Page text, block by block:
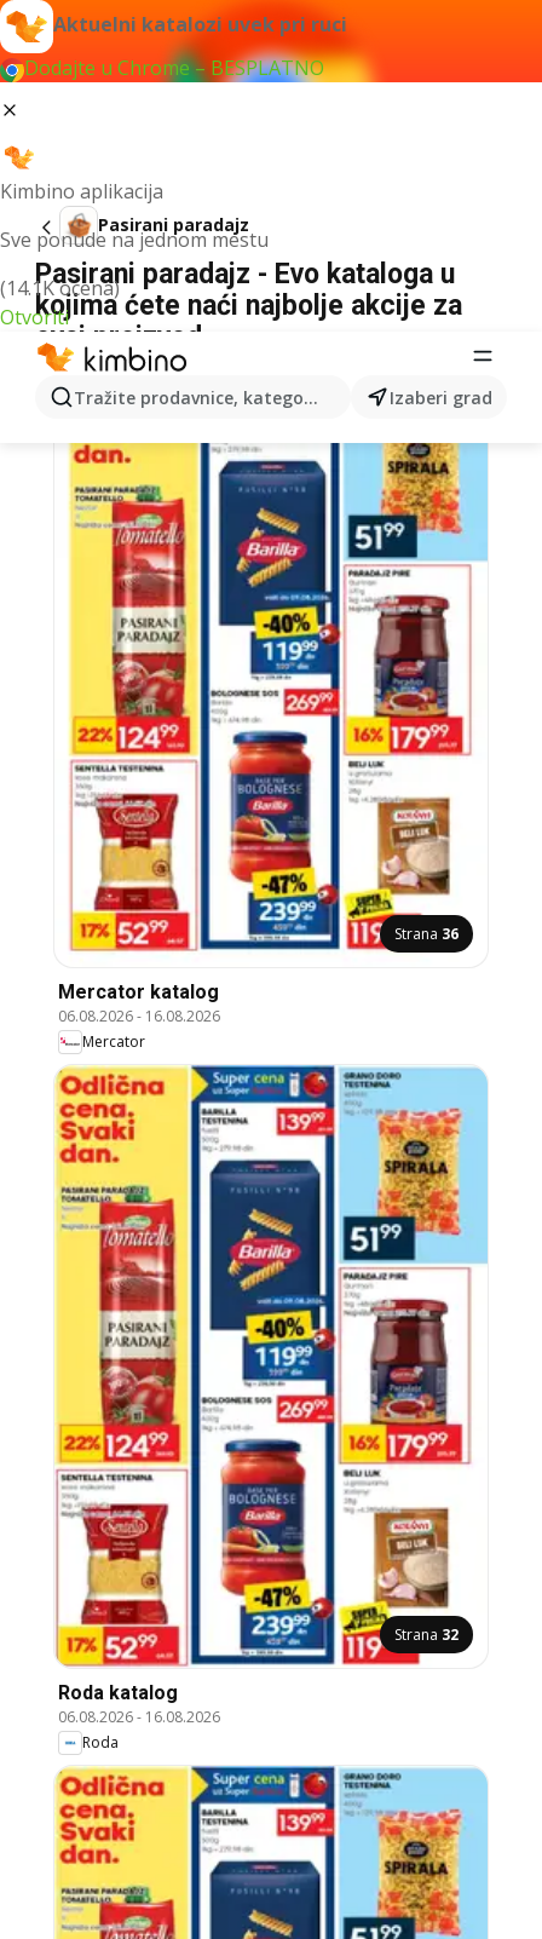
Aktuelni katalozi uvek pri ruci
Dodajte u Chrome – BESPLATNO
Kimbino aplikacija
Sve ponude na jednom mestu
(14.1K ocena)
Otvoriti
Tražite prodavnice, kategorije, proizvode...Izaberi grad
Pasirani paradajz
Pasirani paradajz - Evo kataloga u
kojima ćete naći najbolje akcije za
ovaj proizvod
Strana 36
Mercator katalog
06.08.2026- 16.08.2026
Mercator
Strana 32
Roda katalog
06.08.2026- 16.08.2026
Roda